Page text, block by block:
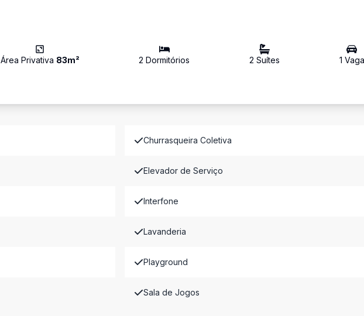
Área Privativa 83m² 2 Dormitórios 2 Suítes 1 Vaga
Churrasqueira Coletiva
Elevador de Serviço
Interfone
Lavanderia
Playground
Sala de Jogos